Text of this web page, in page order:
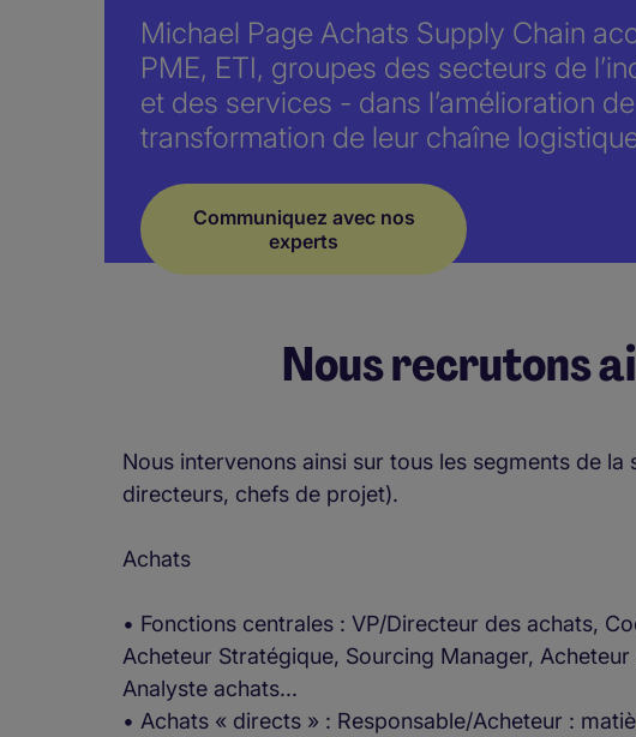
Michael Page Achats Supply Chain
PME, ETI, groupes des secteurs de
et des services - dans l’amélioration
transformation de leur chaîne
Communiquez avec nos
experts
Nous recrutons
Nous intervenons ainsi sur tous les segments de
directeurs, chefs de projet).
Achats
• Fonctions centrales : VP/Directeur des achats,
Acheteur Stratégique, Sourcing Manager,
Analyste achats...
• Achats « directs » : Responsable/Acheteur :